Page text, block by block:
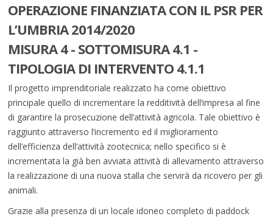
OPERAZIONE FINANZIATA CON IL PSR PER
L’UMBRIA 2014/2020
MISURA 4 - SOTTOMISURA 4.1 -
TIPOLOGIA DI INTERVENTO 4.1.1
Il progetto imprenditoriale realizzato ha come obiettivo
principale quello di incrementare la redditività dell’impresa al fine
di garantire la prosecuzione dell’attività agricola. Tale obiettivo è
raggiunto attraverso l’incremento ed il miglioramento
dell’efficienza dell’attività zootecnica; nello specifico si è
incrementata la già ben avviata attività di allevamento attraverso
la realizzazione di una nuova stalla che servirà da ricovero per gli
animali.
Grazie alla presenza di un locale idoneo completo di paddock